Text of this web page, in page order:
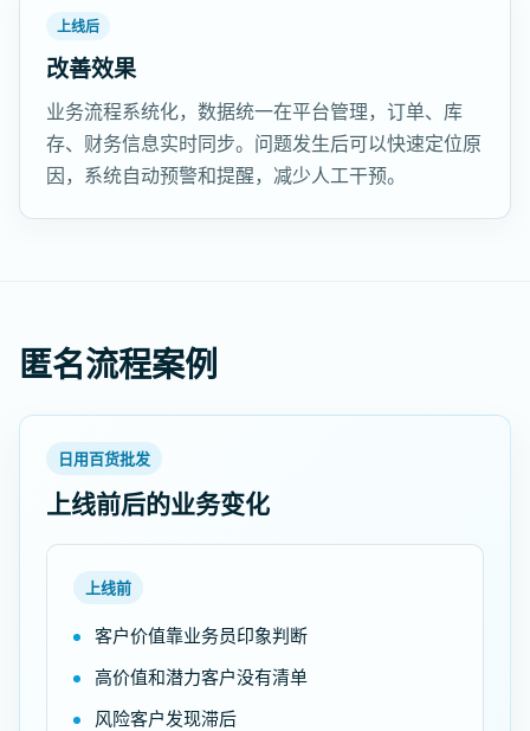
上线后
改善效果
业务流程系统化，数据统一在平台管理，订单、库
存、财务信息实时同步。问题发生后可以快速定位原
因，系统自动预警和提醒，减少人工干预。
匿名流程案例
日用百货批发
上线前后的业务变化
上线前
客户价值靠业务员印象判断
高价值和潜力客户没有清单
风险客户发现滞后